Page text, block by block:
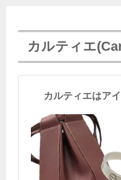
カルティエ
カルティエはア